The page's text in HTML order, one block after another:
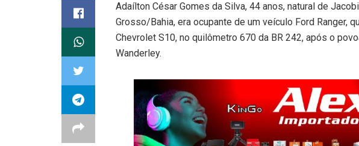
Adaílton César Gomes da Silva, 44 anos, natural de
Grosso/Bahia, era ocupante de um veículo Ford Ranger,
Chevrolet S10, no quilômetro 670 da BR 242, após o
Wanderley.